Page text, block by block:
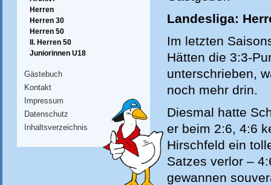
Herren
Herren 30
Herren 50
II. Herren 50
Juniorinnen U18
Gästebuch
Kontakt
Impressum
Datenschutz
Inhaltsverzeichnis
Landesliga:
Im letzten
Hätten die 3:3-
unterschrieben,
noch mehr drin.
Diesmal hatte
er beim 2:6, 4:6
Hirschfeld ein
Satzes verlor –
gewannen